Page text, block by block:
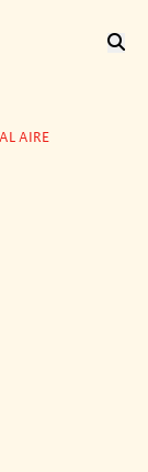
AIRE